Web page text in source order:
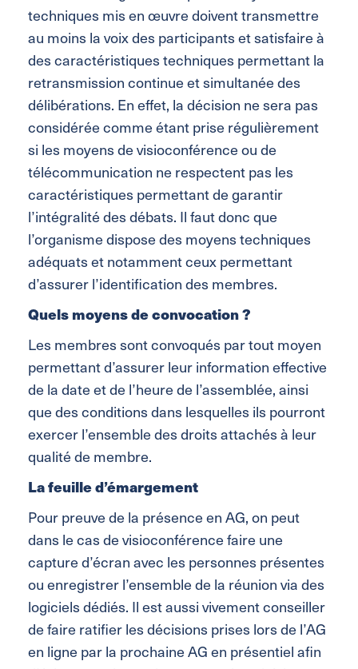
techniques mis en œuvre doivent transmettre
au moins la voix des participants et satisfaire à
des caractéristiques techniques permettant la
retransmission continue et simultanée des
délibérations. En effet, la décision ne sera pas
considérée comme étant prise régulièrement
si les moyens de visioconférence ou de
télécommunication ne respectent pas les
caractéristiques permettant de garantir
l’intégralité des débats. Il faut donc que
l’organisme dispose des moyens techniques
adéquats et notamment ceux permettant
d’assurer l’identification des membres.
Quels moyens de convocation ?
Les membres sont convoqués par tout moyen
permettant d’assurer leur information effective
de la date et de l’heure de l’assemblée, ainsi
que des conditions dans lesquelles ils pourront
exercer l’ensemble des droits attachés à leur
qualité de membre.
La feuille d’émargement
Pour preuve de la présence en AG, on peut
dans le cas de visioconférence faire une
capture d’écran avec les personnes présentes
ou enregistrer l’ensemble de la réunion via des
logiciels dédiés. Il est aussi vivement conseiller
de faire ratifier les décisions prises lors de l’AG
en ligne par la prochaine AG en présentiel afin